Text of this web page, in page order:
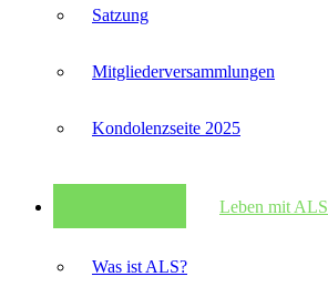
Satzung
Mitglieder­versammlungen
Kondolenzseite 2025
Leben mit ALS
Was ist ALS?